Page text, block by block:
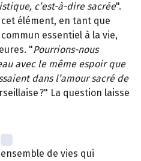
c’est-à-dire sacrée".
élément, en tant que
essentiel à la vie,
"Pourrions-nous
avec le même espoir que
dans l’amour sacré de
?" La question laisse
de vies qui